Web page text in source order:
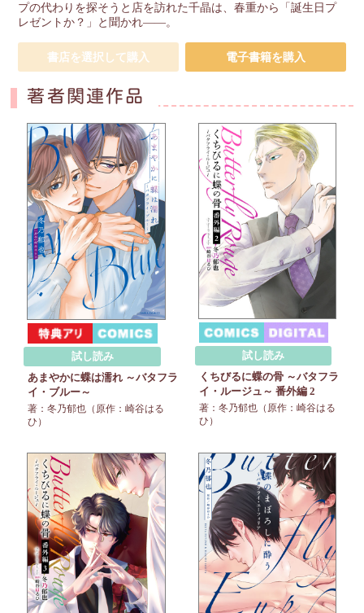
プの代わりを探そうと店を訪れた千晶は、春重から「誕生日プ
レゼントか？」と聞かれ――。
書店を選択して購入 電子書籍を購入
著者関連作品
試し読み
あまやかに蝶は濡れ ～バタフラ
イ・ブルー～
著：冬乃郁也（原作：崎谷はる
ひ）
試し読み
くちびるに蝶の骨 ～バタフラ
イ・ルージュ～ 番外編 2
著：冬乃郁也（原作：崎谷はる
ひ）